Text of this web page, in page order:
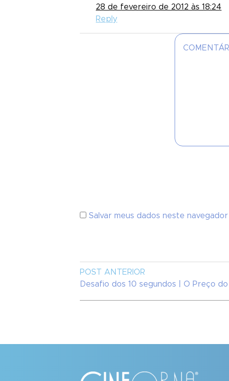
28 de fevereiro de 2012 às 18:24
Reply
Salvar meus dados neste
POST ANTERIOR
Desafio dos 10 segundos | O Preço do